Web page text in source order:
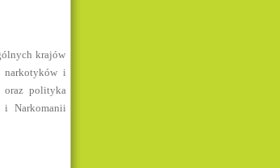
krajów
narkotyków i
oraz polityka
i Narkomanii